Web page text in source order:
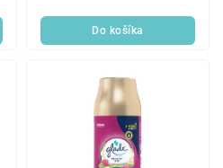
Do košíka